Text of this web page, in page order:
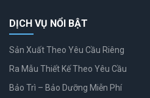
DỊCH VỤ NỔI BẬT
Sản Xuất Theo Yêu Cầu Riêng
Ra Mẫu Thiết Kế Theo Yêu Cầu
Bảo Trì – Bảo Dưỡng Miễn Phí